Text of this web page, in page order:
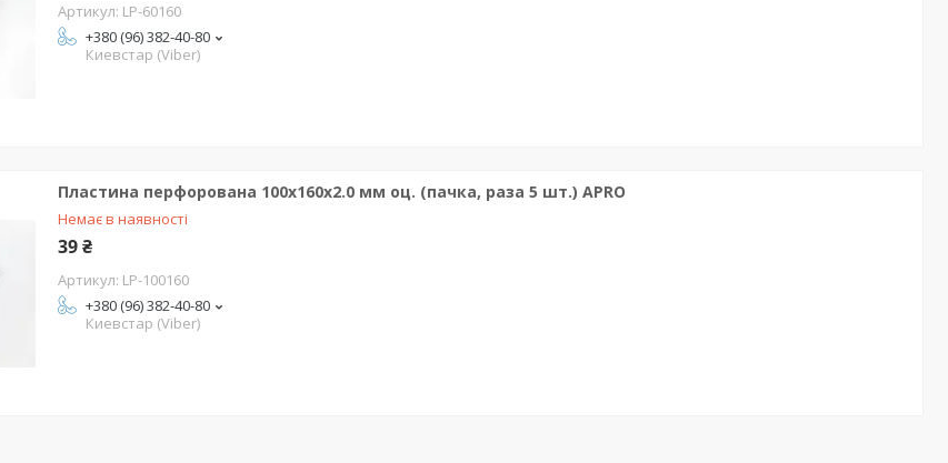
LP-60160
+380 (96) 382-40-80
Киевстар (Viber)
Пластина перфорована 100х160х2.0 мм оц. (пачка, раза 5 шт.) APRO
Немає в наявності
39 ₴
LP-100160
+380 (96) 382-40-80
Киевстар (Viber)